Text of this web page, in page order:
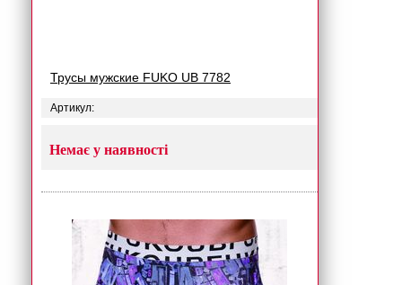
Трусы мужские FUKO UB 7782
Артикул:
Немає у наявності